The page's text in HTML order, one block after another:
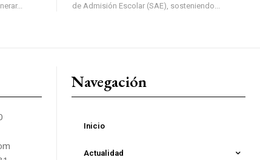
de Admisión Escolar (SAE), sosteniendo...
Navegación
Inicio
Actualidad